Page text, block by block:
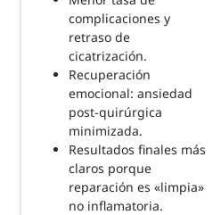
complicaciones y
retraso de
cicatrización.
Recuperación
emocional: ansiedad
post-quirúrgica
minimizada.
Resultados finales más
claros porque
reparación es «limpia»
no inflamatoria.